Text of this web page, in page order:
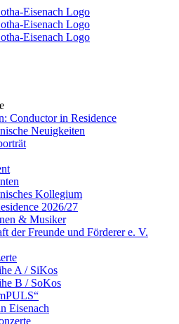
Conductor in Residence
Neuigkeiten
Kollegium
2026/27
& Musiker
der Freunde und Förderer e. V.
A / SiKos
B / SoKos
Eisenach